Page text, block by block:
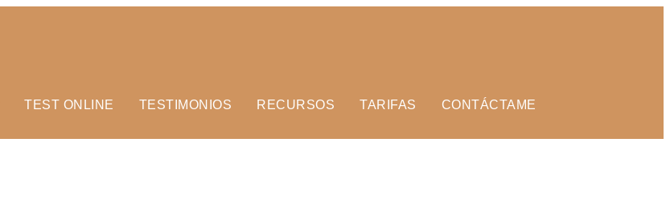
TEST ONLINE TESTIMONIOS RECURSOS TARIFAS CONTÁCTAME